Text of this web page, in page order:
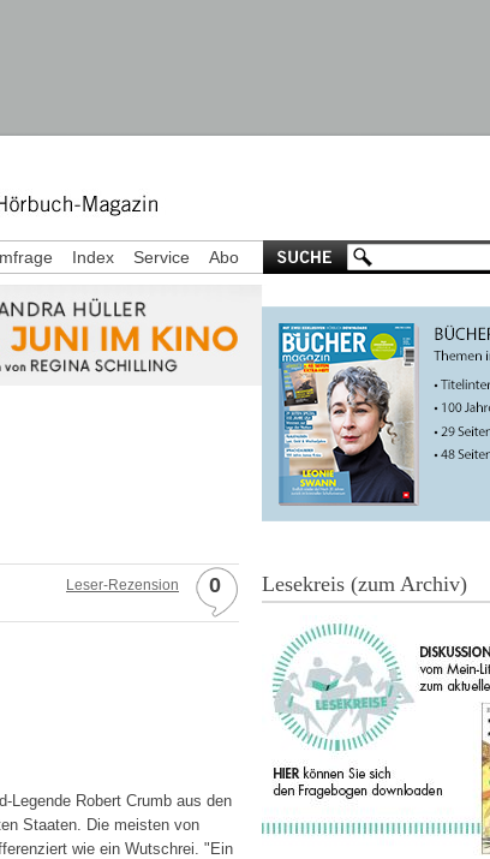
Leser-Rezension 0
Legende Robert Crumb aus den
Staaten. Die meisten von
wie ein Wutschrei. "Ein
Index Service Abo
Lesekreis (zum Archiv)